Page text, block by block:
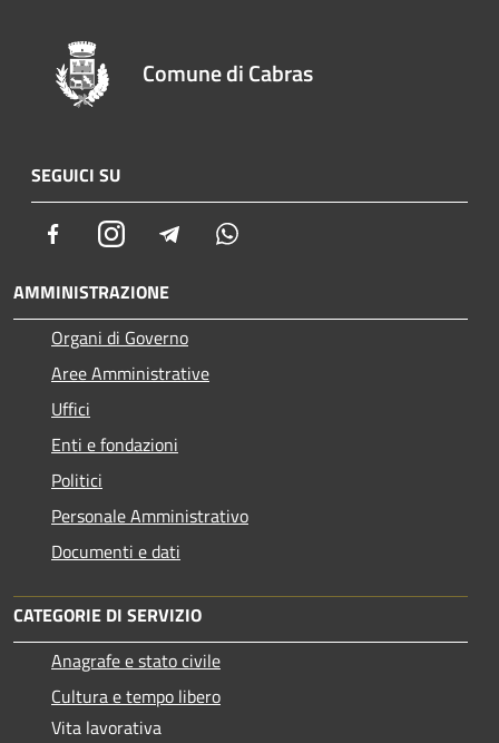
Comune di Cabras
SEGUICI SU
FacebookInstagram Telegram
AMMINISTRAZIONE
Organi di Governo
Aree Amministrative
Uffici
Enti e fondazioni
Politici
Personale Amministrativo
Documenti e dati
CATEGORIE DI SERVIZIO
Anagrafe e stato civile
Cultura e tempo libero
Vita lavorativa